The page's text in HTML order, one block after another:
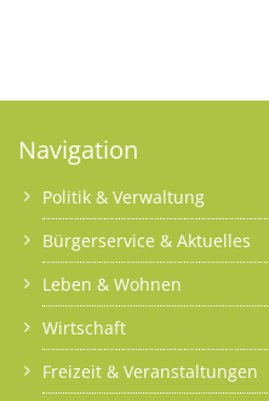
Navigation
Politik & Verwaltung
Bürgerservice & Aktuelles
Leben & Wohnen
Wirtschaft
Freizeit & Veranstaltungen